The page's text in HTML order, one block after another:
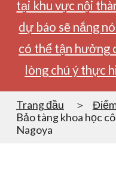
tại khu vực nội
dự báo sẽ nắng
có thể tận hưởng
lòng chú ý thực
Trang đầu
Bảo tàng khoa học
Nagoya